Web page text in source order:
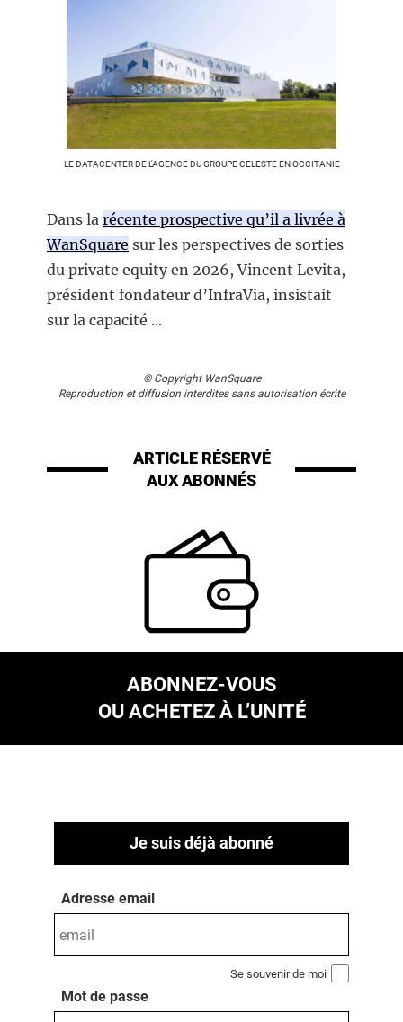
LE DATACENTER DE L'AGENCE DU GROUPE CELESTE EN OCCITANIE
Dans la récente prospective qu’il a livrée à
WanSquare sur les perspectives de sorties
du private equity en 2026, Vincent Levita,
président fondateur d’InfraVia, insistait
sur la capacité ...
© Copyright WanSquare
Reproduction et diffusion interdites sans autorisation écrite
ARTICLE RÉSERVÉ
AUX ABONNÉS
ABONNEZ-VOUS
OU ACHETEZ À L’UNITÉ
Je suis déjà abonné
Adresse email
Se souvenir de moi
Mot de passe